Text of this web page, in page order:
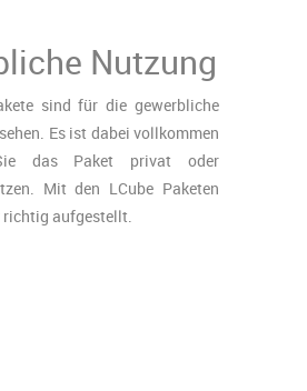
Nutzung
sind für die gewerbliche
Es ist dabei vollkommen
das Paket privat oder
Mit den LCube Paketen
richtig aufgestellt.